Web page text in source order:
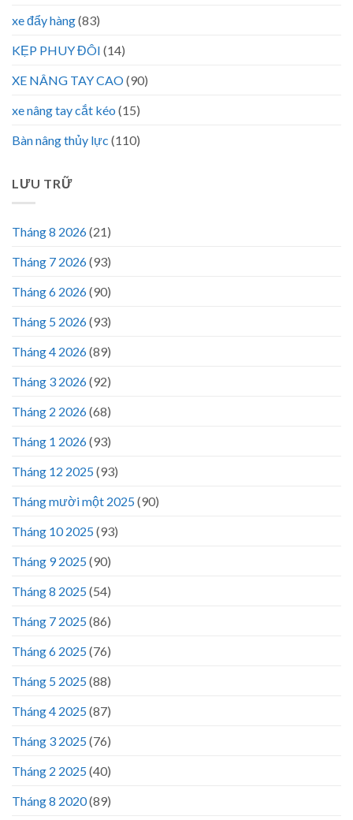
xe đẩy hàng(83)
KẸP PHUY ĐÔI (14)
XE NÂNG TAY CAO(90)
xe nâng tay cắt kéo (15)
Bàn nâng thủy lực (110)
LƯU TRỮ
Tháng 8 2026(21)
Tháng 7 2026(93)
Tháng 6 2026(90)
Tháng 5 2026(93)
Tháng 4 2026(89)
Tháng 3 2026(92)
Tháng 2 2026(68)
Tháng 1 2026(93)
Tháng 12 2025(93)
Tháng mười một 2025(90)
Tháng 10 2025(93)
Tháng 9 2025(90)
Tháng 8 2025(54)
Tháng 7 2025(86)
Tháng 6 2025(76)
Tháng 5 2025(88)
Tháng 4 2025(87)
Tháng 3 2025(76)
Tháng 2 2025(40)
Tháng 8 2020(89)